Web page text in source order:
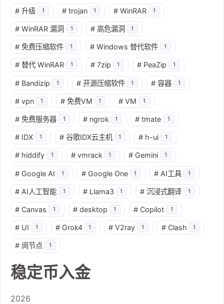
# 升级 1 # trojan 1 # WinRAR 1
# WinRAR 漏洞 1 # 高危漏洞 1
# 免费压缩软件 1 # Windows 替代软件 1
# 替代 WinRAR 1 # 7zip 1 # PeaZip 1
# Bandizip 1 # 开源压缩软件 1 # 容器 1
# vpn 1 # 免费VM 1 # VM 1
# 免费服务器 1 # ngrok 1 # tmate 1
# IDX 1 # 谷歌IDX云主机 1 # h-ui 1
# hiddify 1 # vmrack 1 # Gemini 1
# Google AI 1 # Google One 1 # AI工具 1
# AI人工智能 1 # Llama3 1 # 沉浸式翻译 1
# Canvas 1 # desktop 1 # Copilot 1
# UI 1 # Grok4 1 # V2ray 1 # Clash 1
# 阅节点 1
稳定币入金
2026